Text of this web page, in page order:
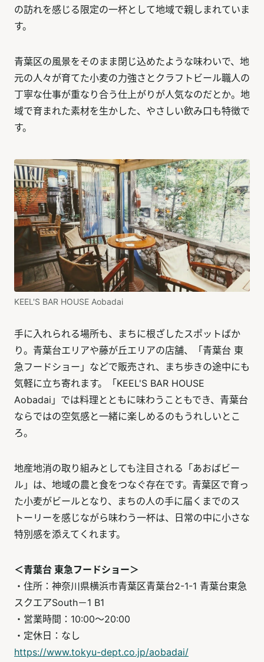
の訪れを感じる限定の一杯として地域で親しまれていま
す。
青葉区の風景をそのまま閉じ込めたような味わいで、地
元の人々が育てた小麦の力強さとクラフトビール職人の
丁寧な仕事が重なり合う仕上がりが人気なのだとか。地
域で育まれた素材を生かした、やさしい飲み口も特徴で
す。
KEEL'S BAR HOUSE Aobadai
手に入れられる場所も、まちに根ざしたスポットばか
り。青葉台エリアや藤が丘エリアの店舗、「青葉台 東
急フードショー」などで販売され、まち歩きの途中にも
気軽に立ち寄れます。「KEEL'S BAR HOUSE
Aobadai」では料理とともに味わうこともでき、青葉台
ならではの空気感と一緒に楽しめるのもうれしいとこ
ろ。
地産地消の取り組みとしても注目される「あおばビー
ル」は、地域の農と食をつなぐ存在です。青葉区で育っ
た小麦がビールとなり、まちの人の手に届くまでのス
トーリーを感じながら味わう一杯は、日常の中に小さな
特別感を添えてくれます。
＜青葉台 東急フードショー＞
・住所：神奈川県横浜市青葉区青葉台2-1-1 青葉台東急
スクエアSouth－1 B1
・営業時間：10:00～20:00
・定休日：なし
https://www.tokyu-dept.co.jp/aobadai/